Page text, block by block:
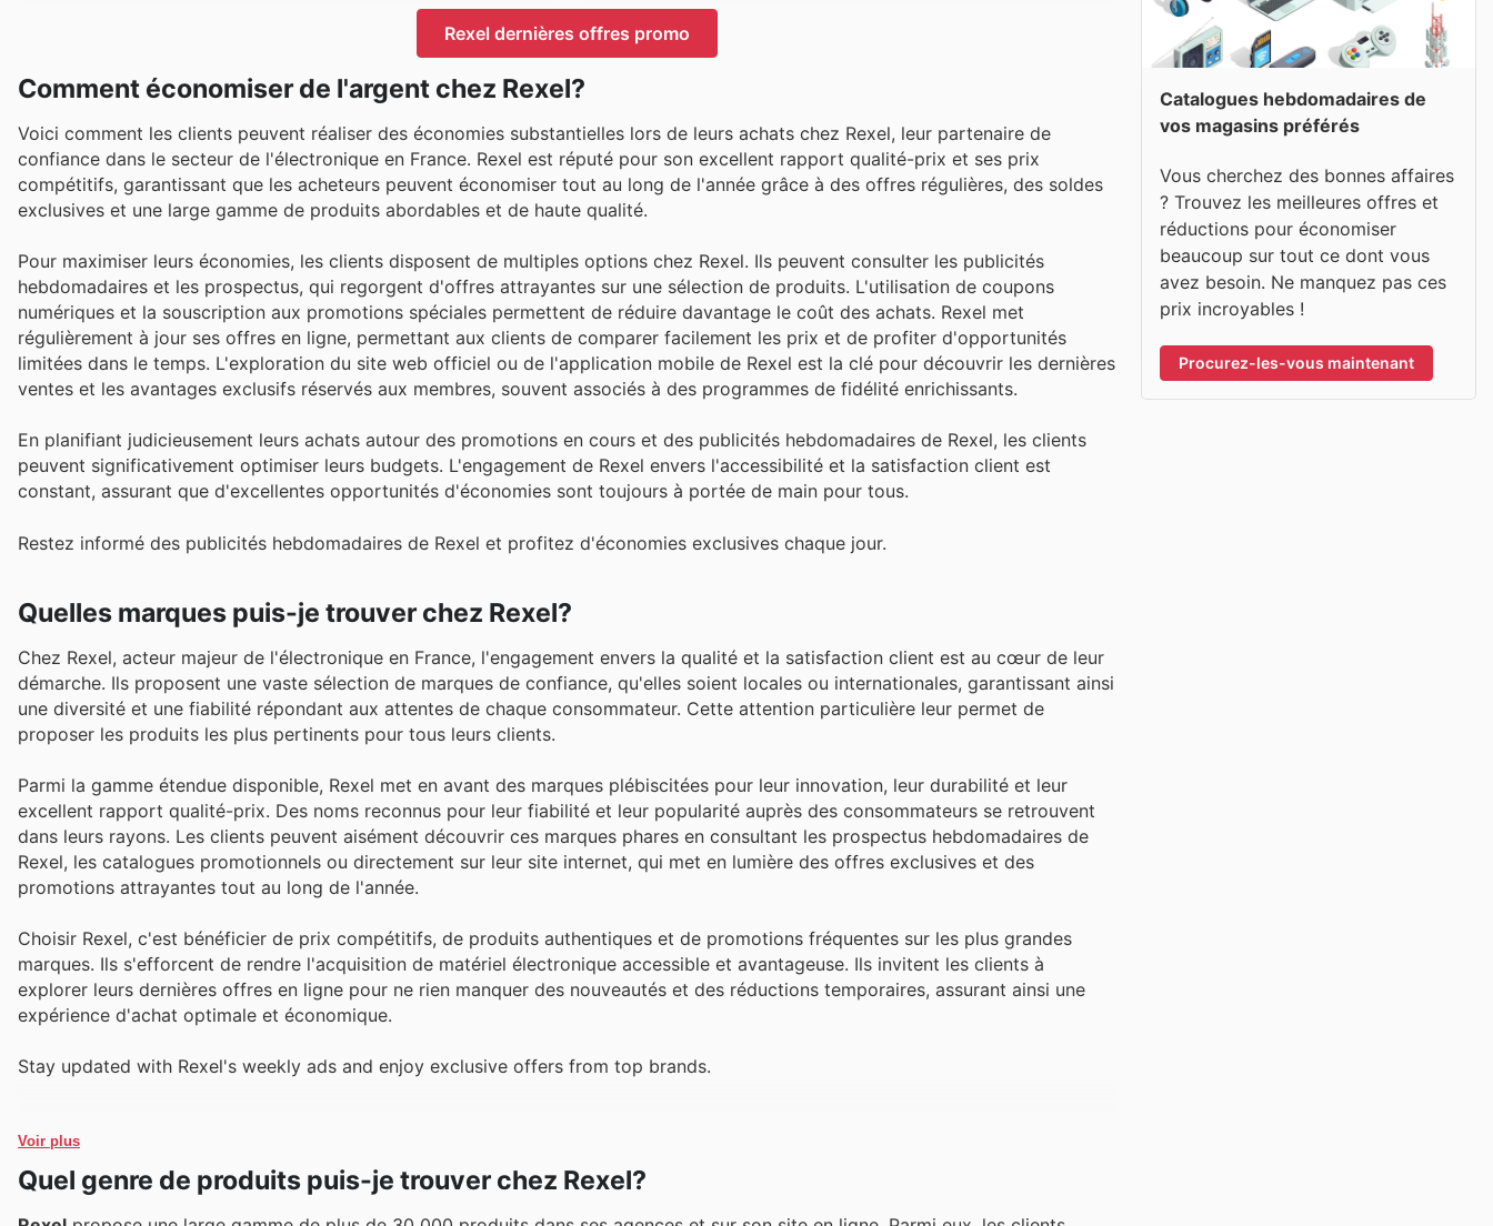
Rexel dernières offres promo
Comment économiser de l'argent chez Rexel?
Voici comment les clients peuvent réaliser des économies substantielles lors de leurs achats chez Rexel, leur partenaire de
confiance dans le secteur de l'électronique en France. Rexel est réputé pour son excellent rapport qualité-prix et ses prix
compétitifs, garantissant que les acheteurs peuvent économiser tout au long de l'année grâce à des offres régulières, des soldes
exclusives et une large gamme de produits abordables et de haute qualité.
Pour maximiser leurs économies, les clients disposent de multiples options chez Rexel. Ils peuvent consulter les publicités
hebdomadaires et les prospectus, qui regorgent d'offres attrayantes sur une sélection de produits. L'utilisation de coupons
numériques et la souscription aux promotions spéciales permettent de réduire davantage le coût des achats. Rexel met
régulièrement à jour ses offres en ligne, permettant aux clients de comparer facilement les prix et de profiter d'opportunités
limitées dans le temps. L'exploration du site web officiel ou de l'application mobile de Rexel est la clé pour découvrir les dernières
ventes et les avantages exclusifs réservés aux membres, souvent associés à des programmes de fidélité enrichissants.
En planifiant judicieusement leurs achats autour des promotions en cours et des publicités hebdomadaires de Rexel, les clients
peuvent significativement optimiser leurs budgets. L'engagement de Rexel envers l'accessibilité et la satisfaction client est
constant, assurant que d'excellentes opportunités d'économies sont toujours à portée de main pour tous.
Restez informé des publicités hebdomadaires de Rexel et profitez d'économies exclusives chaque jour.
Quelles marques puis-je trouver chez Rexel?
Chez Rexel, acteur majeur de l'électronique en France, l'engagement envers la qualité et la satisfaction client est au cœur de leur
démarche. Ils proposent une vaste sélection de marques de confiance, qu'elles soient locales ou internationales, garantissant ainsi
une diversité et une fiabilité répondant aux attentes de chaque consommateur. Cette attention particulière leur permet de
proposer les produits les plus pertinents pour tous leurs clients.
Parmi la gamme étendue disponible, Rexel met en avant des marques plébiscitées pour leur innovation, leur durabilité et leur
excellent rapport qualité-prix. Des noms reconnus pour leur fiabilité et leur popularité auprès des consommateurs se retrouvent
dans leurs rayons. Les clients peuvent aisément découvrir ces marques phares en consultant les prospectus hebdomadaires de
Rexel, les catalogues promotionnels ou directement sur leur site internet, qui met en lumière des offres exclusives et des
promotions attrayantes tout au long de l'année.
Choisir Rexel, c'est bénéficier de prix compétitifs, de produits authentiques et de promotions fréquentes sur les plus grandes
marques. Ils s'efforcent de rendre l'acquisition de matériel électronique accessible et avantageuse. Ils invitent les clients à
explorer leurs dernières offres en ligne pour ne rien manquer des nouveautés et des réductions temporaires, assurant ainsi une
expérience d'achat optimale et économique.
Stay updated with Rexel's weekly ads and enjoy exclusive offers from top brands.
Voir plus
Quel genre de produits puis-je trouver chez Rexel?
Catalogues hebdomadaires de
vos magasins préférés
Vous cherchez des bonnes affaires
? Trouvez les meilleures offres et
réductions pour économiser
beaucoup sur tout ce dont vous
avez besoin. Ne manquez pas ces
prix incroyables !
Procurez-les-vous maintenant